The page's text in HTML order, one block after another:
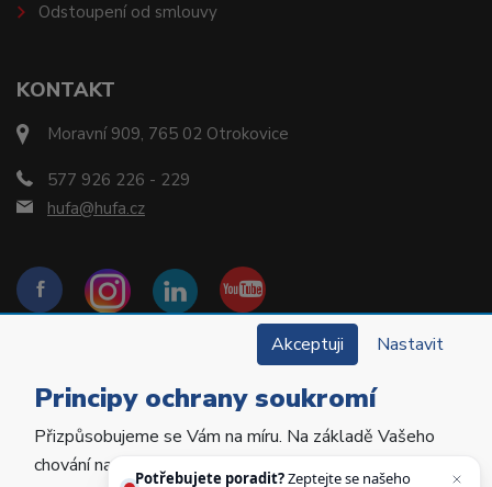
KONTAKT
Moravní 909, 765 02 Otrokovice
577 926 226 - 229
hufa@hufa.cz
Odstoupení od smlouvy
Copyright © 2022 Hu-Fa Dental a.s. Všechna práva
vyhrazena.
Akceptuji Nastavit
Principy ochrany soukromí
Přizpůsobujeme se Vám na míru. Na základě Vašeho
chování na webu personalizujeme jeho obsah a
Potřebujete poradit?Zeptejte se našeho